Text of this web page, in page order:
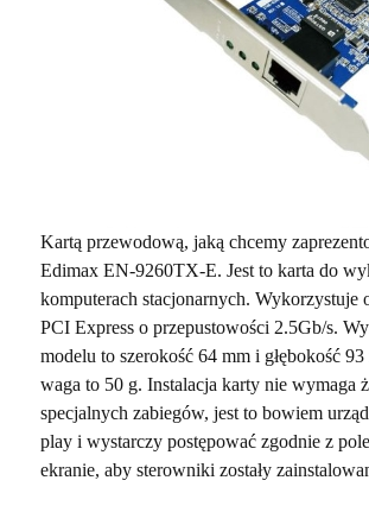
Kartą przewodową, jaką chcemy
Edimax EN-9260TX-E. Jest to karta do
komputerach stacjonarnych. Wykorzystuje
PCI Express o przepustowości 2.5Gb/s.
modelu to szerokość 64 mm i głębokość
waga to 50 g. Instalacja karty nie wymaga
specjalnych zabiegów, jest to bowiem
play i wystarczy postępować zgodnie z
ekranie, aby sterowniki zostały